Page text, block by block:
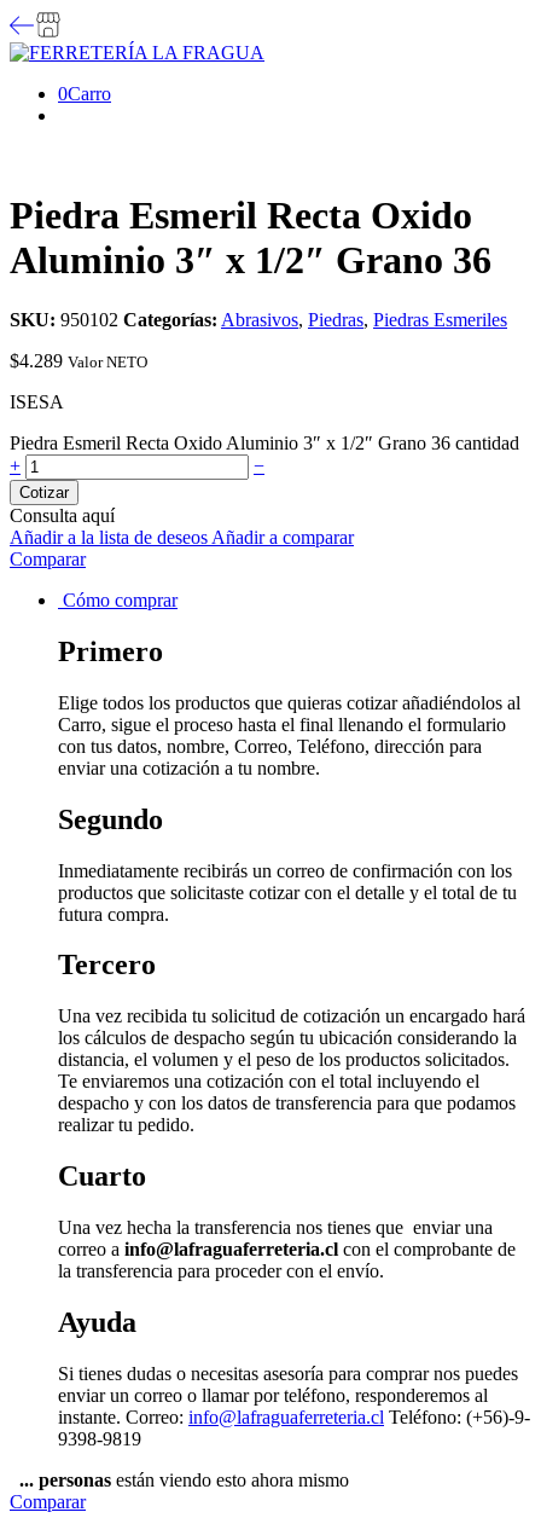
0Carro
Piedra Esmeril Recta Oxido
Aluminio 3″ x 1/2″ Grano 36
SKU: 950102 Categorías: Abrasivos, Piedras, Piedras Esmeriles
$4.289 Valor NETO
ISESA
Piedra Esmeril Recta Oxido Aluminio 3″ x 1/2″ Grano 36 cantidad
+
−
Cotizar
Consulta aquí
Añadir a la lista de deseos Añadir a comparar
Comparar
Cómo comprar
Primero
Elige todos los productos que quieras cotizar añadiéndolos al
Carro, sigue el proceso hasta el final llenando el formulario
con tus datos, nombre, Correo, Teléfono, dirección para
enviar una cotización a tu nombre.
Segundo
Inmediatamente recibirás un correo de confirmación con los
productos que solicitaste cotizar con el detalle y el total de tu
futura compra.
Tercero
Una vez recibida tu solicitud de cotización un encargado hará
los cálculos de despacho según tu ubicación considerando la
distancia, el volumen y el peso de los productos solicitados.
Te enviaremos una cotización con el total incluyendo el
despacho y con los datos de transferencia para que podamos
realizar tu pedido.
Cuarto
Una vez hecha la transferencia nos tienes que enviar una
correo a info@lafraguaferreteria.cl con el comprobante de
la transferencia para proceder con el envío.
Ayuda
Si tienes dudas o necesitas asesoría para comprar nos puedes
enviar un correo o llamar por teléfono, responderemos al
instante. Correo: info@lafraguaferreteria.cl Teléfono: (+56)-9-
9398-9819
... personas están viendo esto ahora mismo
Comparar